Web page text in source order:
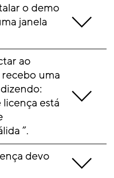
o demo
janela
ao
uma
está
”.
devo